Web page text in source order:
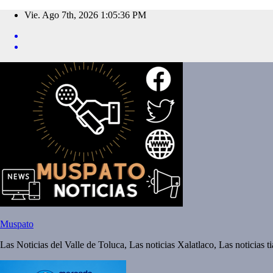
Saltar
contenido
Vie. Ago 7th, 2026 1:05:37 PM
Muspato
Las Noticias del Valle de Toluca, Las noticias Xalatlaco, Las noticias